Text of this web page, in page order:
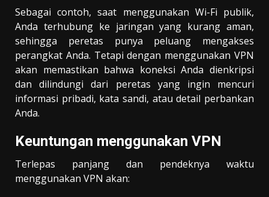
Sebagai contoh, saat menggunakan Wi-Fi publik,
Anda terhubung ke jaringan yang kurang aman,
sehingga peretas punya peluang mengakses
perangkat Anda. Tetapi dengan menggunakan VPN
akan memastikan bahwa koneksi Anda dienkripsi
dan dilindungi dari peretas yang ingin mencuri
informasi pribadi, kata sandi, atau detail perbankan
Anda.
Keuntungan menggunakan VPN
Terlepas panjang dan pendeknya waktu
menggunakan VPN akan: